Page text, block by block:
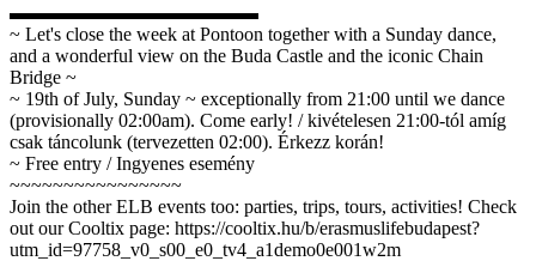
▬▬▬▬▬▬▬▬▬▬▬▬▬
~ Let's close the week at Pontoon together with a Sunday dance,
and a wonderful view on the Buda Castle and the iconic Chain
Bridge ~
~ 19th of July, Sunday ~ exceptionally from 21:00 until we dance
(provisionally 02:00am). Come early! / kivételesen 21:00-tól amíg
csak táncolunk (tervezetten 02:00). Érkezz korán!
~ Free entry / Ingyenes esemény
~~~~~~~~~~~~~~~~
Join the other ELB events too: parties, trips, tours, activities! Check
out our Cooltix page: https://cooltix.hu/b/erasmuslifebudapest?
utm_id=97758_v0_s00_e0_tv4_a1demo0e001w2m